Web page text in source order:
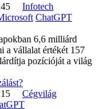
Infotech
ChatGPT
6,6 milliárd
a vállalat értékét 157
pozícióját a világ
Cégvilág